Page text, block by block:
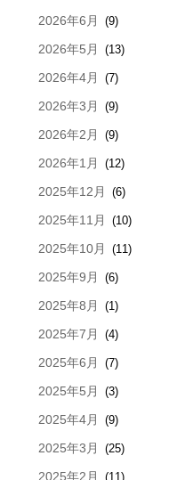
2026年6月 (9)
2026年5月 (13)
2026年4月 (7)
2026年3月 (9)
2026年2月 (9)
2026年1月 (12)
2025年12月 (6)
2025年11月 (10)
2025年10月 (11)
2025年9月 (6)
2025年8月 (1)
2025年7月 (4)
2025年6月 (7)
2025年5月 (3)
2025年4月 (9)
2025年3月 (25)
2025年2月 (11)